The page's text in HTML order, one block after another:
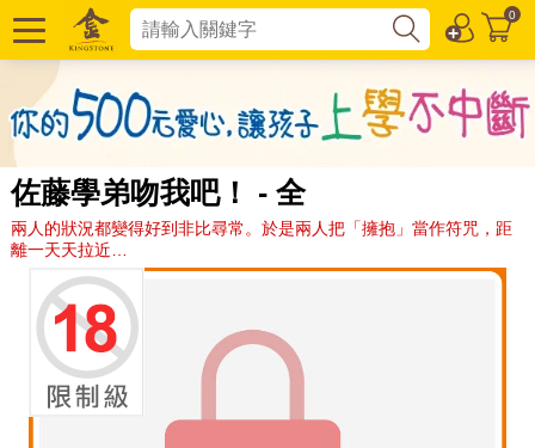
0
佐藤學弟吻我吧！ - 全
兩人的狀況都變得好到非比尋常。於是兩人把「擁抱」當作符咒，距
離一天天拉近…